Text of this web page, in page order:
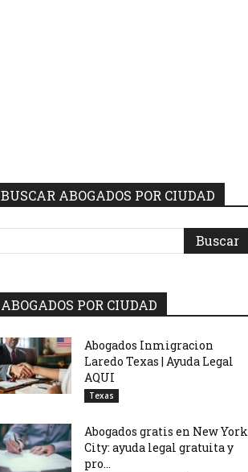
BUSCAR ABOGADOS POR CIUDAD
ABOGADOS POR CIUDAD
Abogados Inmigracion
Laredo Texas | Ayuda Legal
AQUI
Texas
Abogados gratis en New York
City: ayuda legal gratuita y
pro...